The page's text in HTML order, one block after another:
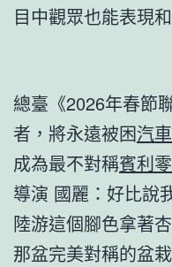
目中觀眾也能表現
總臺《2026年春節
者，將永遠被困汽
成為最不對稱賓利
導演 國麗：好比說
陸游這個腳色拿著
那盆完美對稱的盆